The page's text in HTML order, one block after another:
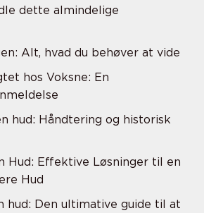
dette almindelige
Alt, hvad du behøver at vide
hos Voksne: En
hud: Håndtering og historisk
Hud: Effektive Løsninger til en
Hud
hud: Den ultimative guide til at